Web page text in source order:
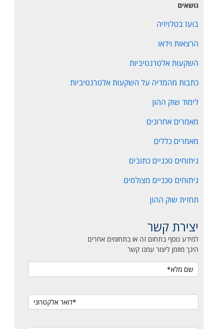
נושאים
בועז בטלויזיה
הרצאות וידאו
השקעות אלטרנטיביות
כתבות מהמדיה על השקעות אלטרנטיביות
לימוד שוק ההון
מאמרים אחרונים
מאמרים כללים
ניתוחים טכניים כתובים
ניתוחים טכניים מצולמים
תחזית שוק ההון
יצירת קשר
למידע נוסף בתחום זה או בתחומים אחרים
הינך מוזמן ליצור עמנו קשר